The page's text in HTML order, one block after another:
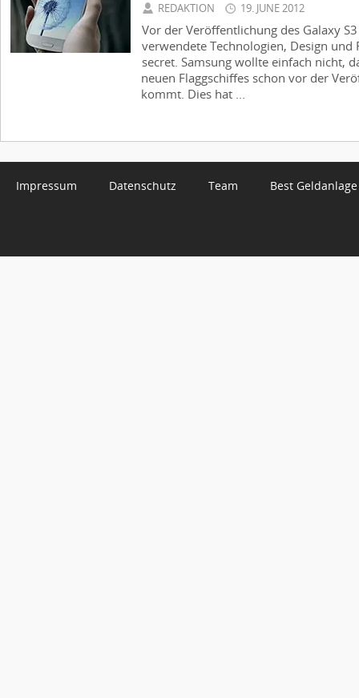
REDAKTION 19. JUNE 2012
Vor der Veröffentlichung des Galaxy
verwendete Technologien, Design und
secret. Samsung wollte einfach nicht,
neuen Flaggschiffes schon vor der
kommt. Dies hat ...
Impressum Datenschutz Team Best Geldanlage